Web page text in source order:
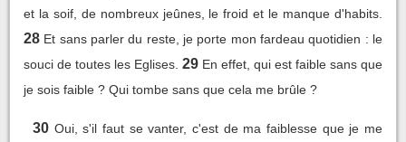
et la soif, de nombreux jeûnes, le froid et le manque d'habits.
28 Et sans parler du reste, je porte mon fardeau quotidien : le
souci de toutes les Eglises. 29 En effet, qui est faible sans que
je sois faible ? Qui tombe sans que cela me brûle ?
30 Oui, s'il faut se vanter, c'est de ma faiblesse que je me